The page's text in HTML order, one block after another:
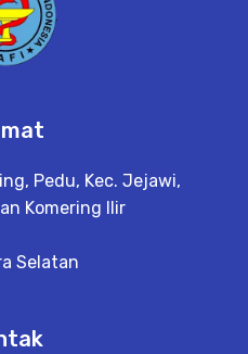
Pedu, Kec. Jejawi,
Komering Ilir
Selatan